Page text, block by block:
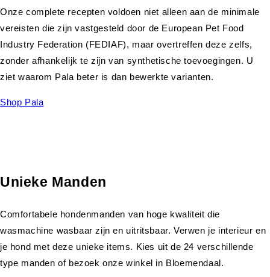
Onze complete recepten voldoen niet alleen aan de minimale
vereisten die zijn vastgesteld door de European Pet Food
Industry Federation (FEDIAF), maar overtreffen deze zelfs,
zonder afhankelijk te zijn van synthetische toevoegingen. U
ziet waarom Pala beter is dan bewerkte varianten.
Shop Pala
Unieke Manden
Comfortabele hondenmanden van hoge kwaliteit die
wasmachine wasbaar zijn en uitritsbaar. Verwen je interieur en
je hond met deze unieke items. Kies uit de 24 verschillende
type manden of bezoek onze winkel in Bloemendaal.